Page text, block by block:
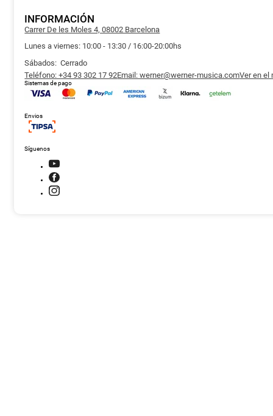
INFORMACIÓN
Carrer De les Moles 4, 08002 Barcelona
Lunes a viernes: 10:00 - 13:30 / 16:00-20:00hs
Sábados: Cerrado
Teléfono: +34 93 302 17 92Email: werner@werner-musica.comVer en el
Sistemas de pago
Envios
Síguenos